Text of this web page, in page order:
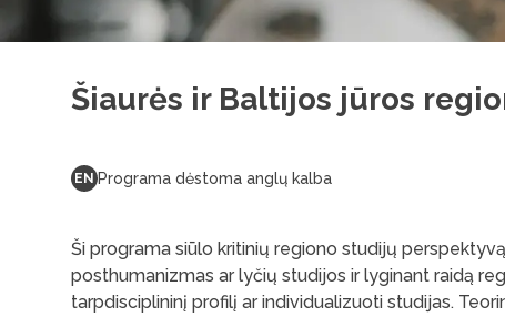
Šiaurės ir Baltijos jūros
EN Programa dėstoma anglų kalba
Ši programa siūlo kritinių regiono studijų
posthumanizmas ar lyčių studijos ir lyginant raidą
tarpdisciplininį profilį ar individualizuoti studijas.